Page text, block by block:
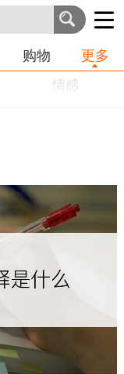
职业
购物 更多
情感